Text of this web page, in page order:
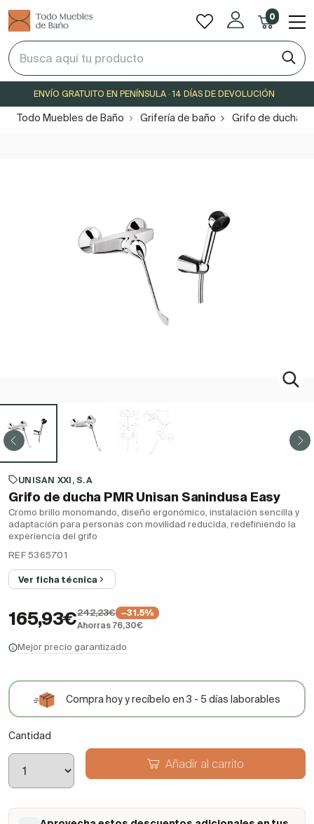
0
ENVÍO GRATUITO EN PENÍNSULA · 14 DÍAS DE DEVOLUCIÓN
Todo Muebles de Baño Grifería de baño Grifo de ducha
UNISAN XXI, S.A
Grifo de ducha PMR Unisan Sanindusa Easy
Cromo brillo monomando, diseño ergonómico, instalación sencilla y
adaptación para personas con movilidad reducida, redefiniendo la
experiencia del grifo
REF 5365701
Ver ficha técnica
165,93€242,23€
−31.5%
Ahorras 76,30€
Mejor precio garantizado
Compra hoy y recíbelo en 3 - 5 días laborables
Cantidad
Añadir al carrito